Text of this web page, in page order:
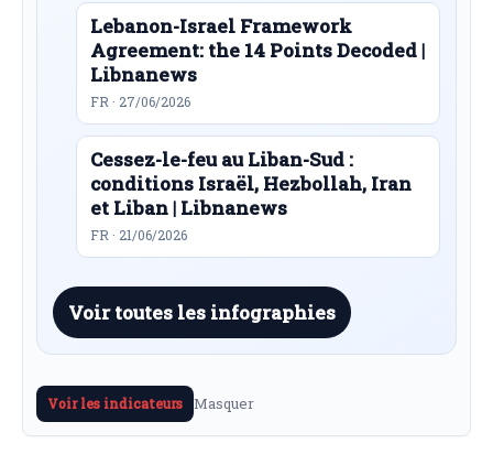
Lebanon-Israel Framework
Agreement: the 14 Points Decoded |
Libnanews
FR · 27/06/2026
Cessez-le-feu au Liban-Sud :
conditions Israël, Hezbollah, Iran
et Liban | Libnanews
FR · 21/06/2026
Voir toutes les infographies
Voir les indicateurs Masquer